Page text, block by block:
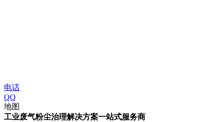
电话
QQ
地图
工业废气粉尘治理解决方案一站式服务商